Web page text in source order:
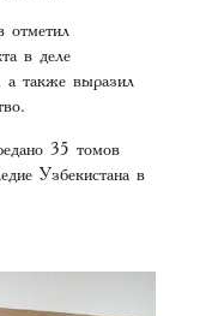
в деле
а также выразил
35 томов
Узбекистана в